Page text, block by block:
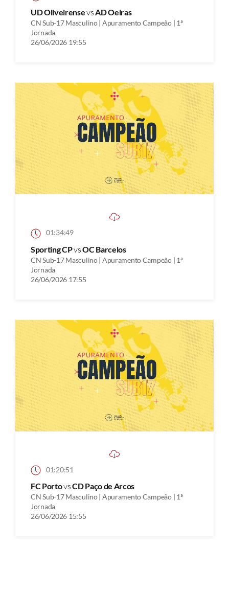
UD OliveirensevsAD Oeiras
CN Sub-17 Masculino | Apuramento Campeão | 1ª
Jornada
26/06/2026 19:55
01:34:49
Sporting CPvsOC Barcelos
CN Sub-17 Masculino | Apuramento Campeão | 1ª
Jornada
26/06/2026 17:55
01:20:51
FC PortovsCD Paço de Arcos
CN Sub-17 Masculino | Apuramento Campeão | 1ª
Jornada
26/06/2026 15:55